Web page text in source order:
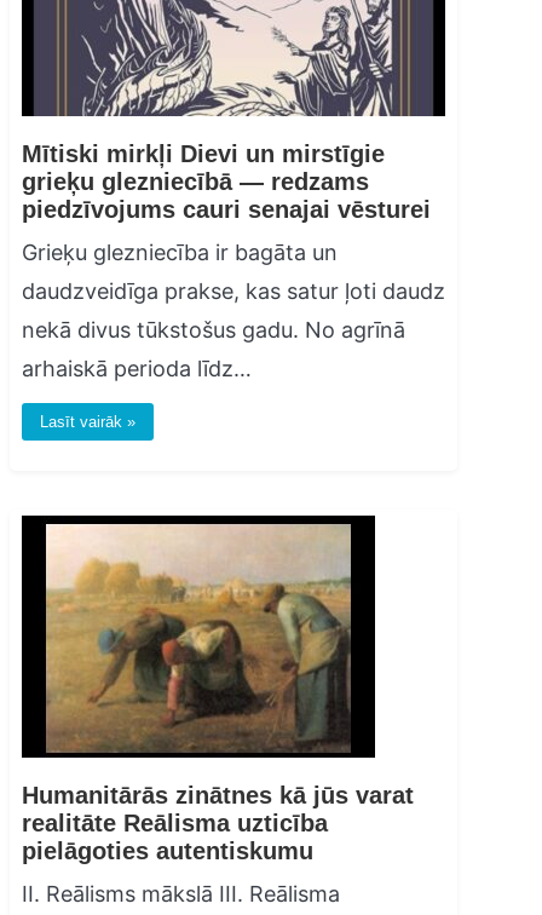
Mītiski mirkļi Dievi un mirstīgie
grieķu glezniecībā — redzams
piedzīvojums cauri senajai vēsturei
Grieķu glezniecība ir bagāta un
daudzveidīga prakse, kas satur ļoti daudz
nekā divus tūkstošus gadu. No agrīnā
arhaiskā perioda līdz…
Lasīt vairāk »
Humanitārās zinātnes kā jūs varat
realitāte Reālisma uzticība
pielāgoties autentiskumu
II. Reālisms mākslā III. Reālisma